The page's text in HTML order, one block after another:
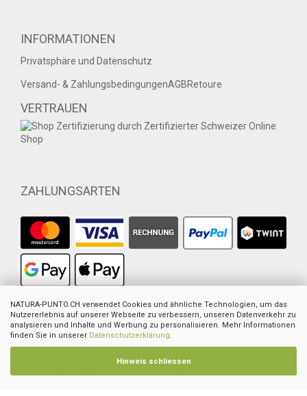
NATURA-PUNTO.CH verwendet Cookies und ähnliche Technologien, um das
Nutzererlebnis auf unserer Webseite zu verbessern, unseren Datenverkehr zu
analysieren und Inhalte und Werbung zu personalisieren. Mehr Informationen
finden Sie in unserer Datenschutzerklärung.
Hinweis schliessen
INFORMATIONEN
Privatsphäre und Datenschutz
Versand- & ZahlungsbedingungenAGBRetoure
VERTRAUEN
ZAHLUNGSARTEN
1Ehemaliger empfohlener VK des europ. Lieferanten
2Ehemaliger Preis von Natura-Punto
Summe der Einzelpreise
4 UVP des Herstellers
Nicht alle Abbildungen im Online-Shop stellen das angebotene Produkt zwingend
dar. Sie dienen zur Visualisierung der Beschreibung oder als Orientierung. Dies gilt
hauptsächlich für Abbildungen mit mehreren Produkten.